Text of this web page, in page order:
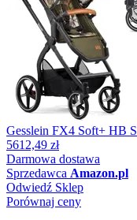
Gesslein FX4 Soft+ HB
5612,49 zł
Darmowa dostawa
Sprzedawca Amazon.pl
Odwiedź Sklep
Porównaj ceny